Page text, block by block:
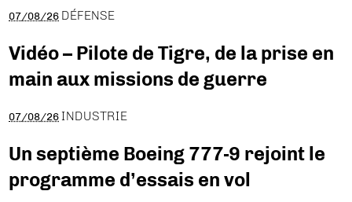
07/08/26 DÉFENSE
Vidéo – Pilote de Tigre, de la prise en
main aux missions de guerre
07/08/26 INDUSTRIE
Un septième Boeing 777-9 rejoint le
programme d’essais en vol